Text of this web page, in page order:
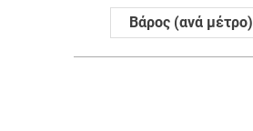
Βάρος (ανά μέτρο)